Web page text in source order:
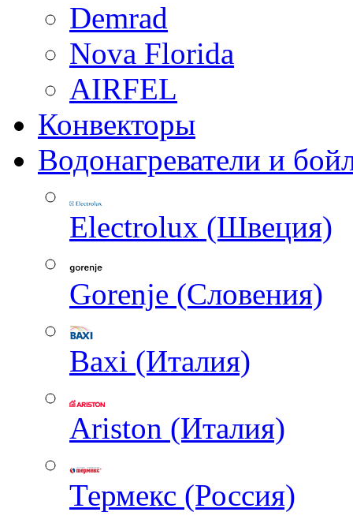
Demrad
Nova Florida
AIRFEL
Конвекторы
Водонагреватели и
Electrolux (Швеция)
Gorenje (Словения)
Baxi (Италия)
Ariston (Италия)
Термекс (Россия)